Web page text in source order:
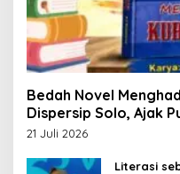
Bedah Novel
Dispersip Solo, Ajak
Leluhur Nusantara
21 Juli 2026
Literasi